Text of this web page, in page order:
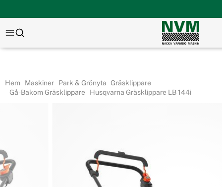
Hem Maskiner Park & Grönyta Gräsklippare
Gå-Bakom Gräsklippare
Husqvarna Gräsklippare LB 144i